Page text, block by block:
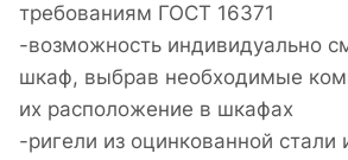
требованиям ГОСТ 16371
-возможность индивидуально
шкаф, выбрав необходимые
их расположение в шкафах
-ригели из оцинкованной стали